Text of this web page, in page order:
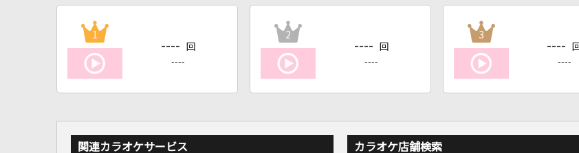
1
---- 回
----
2
---- 回
----
3
---- 回
----
関連カラオケサービス カラオケ店舗検索